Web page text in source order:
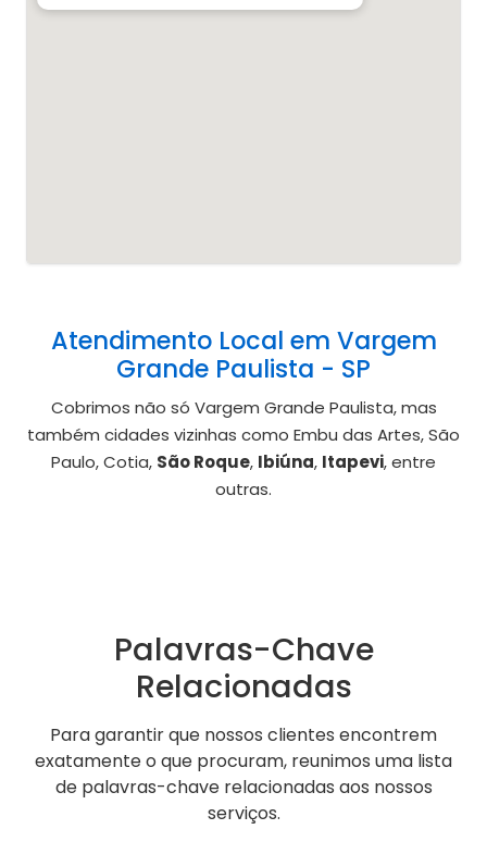
Atendimento Local em Vargem
Grande Paulista - SP
Cobrimos não só Vargem Grande Paulista, mas
também cidades vizinhas como Embu das Artes, São
Paulo, Cotia, São Roque, Ibiúna, Itapevi, entre
outras.
Palavras-Chave
Relacionadas
Para garantir que nossos clientes encontrem
exatamente o que procuram, reunimos uma lista
de palavras-chave relacionadas aos nossos
serviços.